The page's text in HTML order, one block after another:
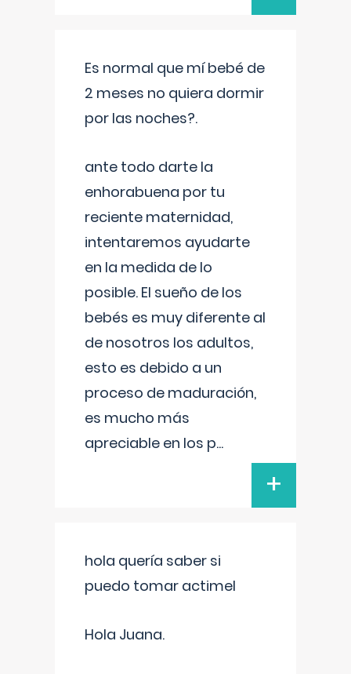
Es normal que mí bebé de
2 meses no quiera dormir
por las noches?.
ante todo darte la
enhorabuena por tu
reciente maternidad,
intentaremos ayudarte
en la medida de lo
posible. El sueño de los
bebés es muy diferente al
de nosotros los adultos,
esto es debido a un
proceso de maduración,
es mucho más
apreciable en los p...
+
hola quería saber si
puedo tomar actimel
Hola Juana.